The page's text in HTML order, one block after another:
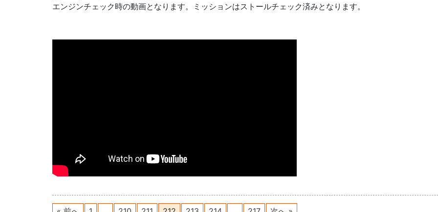
エンジンチェック時の動画となります。ミッションはストールチェック済みとなります。